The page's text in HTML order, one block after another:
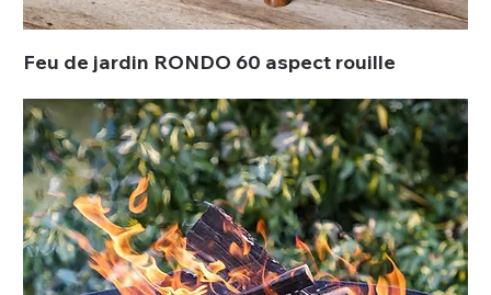
Feu de jardin RONDO 60 aspect rouille